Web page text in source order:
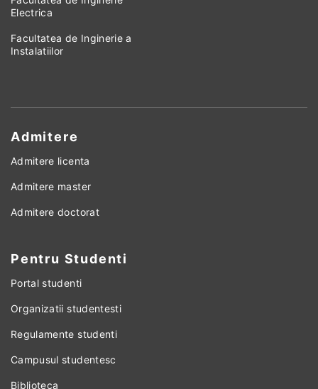
Electrica
Facultatea de Inginerie a
Instalatiilor
Admitere
Admitere licenta
Admitere master
Admitere doctorat
Pentru Studenti
Portal studenti
Organizatii studentesti
Regulamente studenti
Campusul studentesc
Biblioteca